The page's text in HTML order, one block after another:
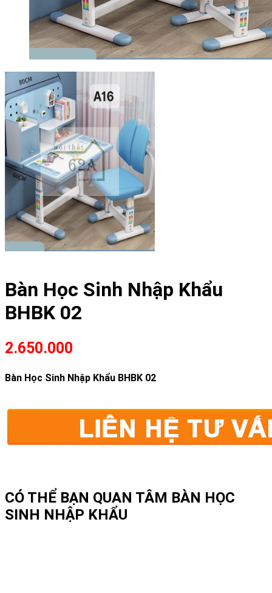
Bàn Học Sinh Nhập Khẩu
BHBK 02
2.650.000
Bàn Học Sinh Nhập Khẩu BHBK 02
CÓ THỂ BẠN QUAN TÂM BÀN HỌC
SINH NHẬP KHẨU